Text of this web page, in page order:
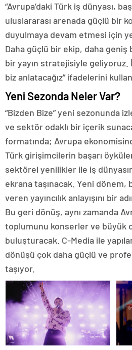
“Avrupa’daki Türk iş dünyası,
uluslararası arenada güçlü bir
duyulmaya devam etmesi için
Daha güçlü bir ekip, daha
bir yayın stratejisiyle geliyoruz.
biz anlatacağız” ifadelerini
Yeni Sezonda Neler Var?
“Bizden Bize” yeni sezonunda
ve sektör odaklı bir içerik
formatında; Avrupa
Türk girişimcilerin başarı
sektörel yenilikler ile iş
ekrana taşınacak. Yeni
veren yayıncılık anlayışını bir
Bu geri dönüş, aynı zamanda
toplumunu konserler ve büyük
buluşturacak. C-Media ile
dönüşü çok daha güçlü ve
taşıyor.